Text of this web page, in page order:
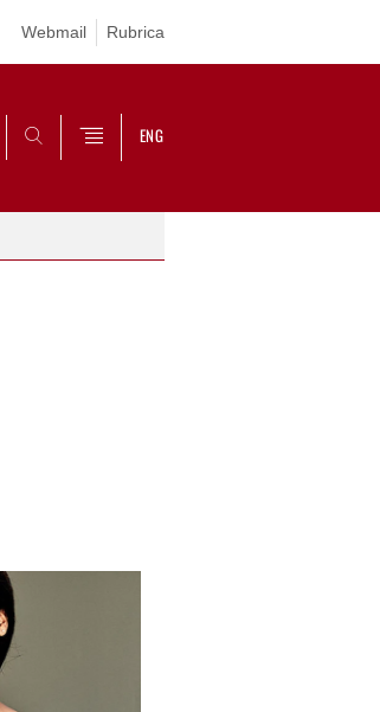
Webmail Rubrica
ENG